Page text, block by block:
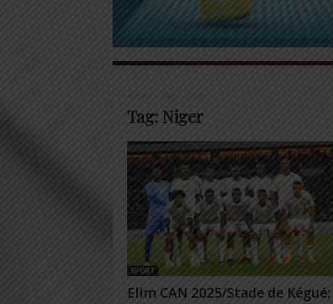
Accueil Tags Niger
Tag: Niger
SPORT
Elim CAN 2025/Stade de Kégué: